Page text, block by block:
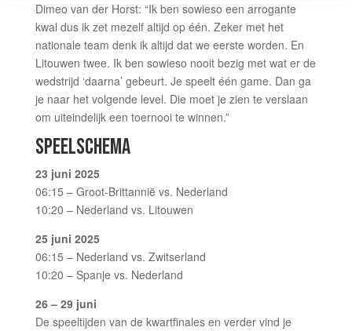
Dimeo van der Horst: “Ik ben sowieso een arrogante
kwal dus ik zet mezelf altijd op één. Zeker met het
nationale team denk ik altijd dat we eerste worden. En
Litouwen twee. Ik ben sowieso nooit bezig met wat er de
wedstrijd ‘daarna’ gebeurt. Je speelt één game. Dan ga
je naar het volgende level. Die moet je zien te verslaan
om uiteindelijk een toernooi te winnen.”
SPEELSCHEMA
23 juni 2025
06:15 – Groot-Brittannië vs. Nederland
10:20 – Nederland vs. Litouwen
25 juni 2025
06:15 – Nederland vs. Zwitserland
10:20 – Spanje vs. Nederland
26 – 29 juni
De speeltijden van de kwartfinales en verder vind je